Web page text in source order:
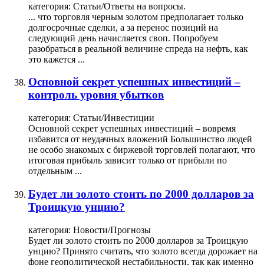
категория: Статьи/Ответы на вопросы.
... что торговля черным золотом предполагает только
долгосрочные сделки, а за перенос позиций на
следующий день начисляется своп. Попробуем
разобраться в реальной величине спреда на нефть, как
это кажется ...
Основной секрет успешных инвестиций –
контроль уровня убытков
категория: Статьи/Инвестиции
Основной секрет успешных инвестиций – вовремя
избавится от неудачных вложений Большинство людей
не особо знакомых с биржевой торговлей полагают, что
итоговая прибыль зависит только от прибыли по
отдельным ...
Будет ли золото стоить по 2000 долларов за
Троицкую унцию?
категория: Новости/Прогнозы
Будет ли золото стоить по 2000 долларов за Троицкую
унцию? Принято считать, что золото всегда дорожает на
фоне геополитической нестабильности, так как именно